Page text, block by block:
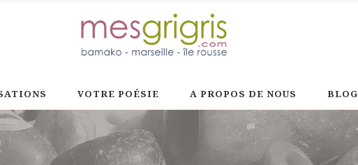
VOTRE POÉSIE A PROPOS DE NOUS BLOG